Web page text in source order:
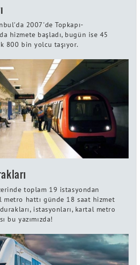
2007'de Topkapı-
hizmete başladı, bugün ise 45
800 bin yolcu taşıyor.
toplam 19 istasyondan
metro hattı günde 18 saat hizmet
istasyonları, kartal metro
bu yazımızda!